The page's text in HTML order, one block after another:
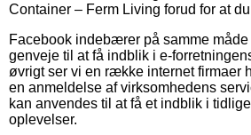
Container – Ferm Living forud for at
Facebook indebærer på samme
genveje til at få indblik i e-
øvrigt ser vi en række internet firmaer
en anmeldelse af virksomhedens
kan anvendes til at få et indblik i
oplevelser.